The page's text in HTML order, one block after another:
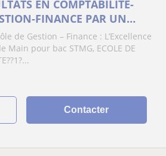
EN COMPTABILITE-
FINANCE PAR UN
DU LYCEE A BAC +5
de Gestion – Finance : L’Excellence
Main pour bac STMG, ECOLE DE
Contacter